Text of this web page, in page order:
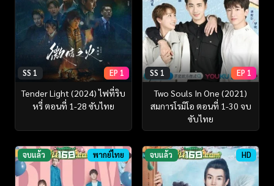
SS 1 EP 1
Tender Light (2024) ไฟที่ริบ
หรี่ ตอนที่ 1-28 ซับไทย
SS 1 EP 1
Two Souls In One (2021)
สมการโรมิโอ ตอนที่ 1-30 จบ
ซับไทย
จบแล้ว พากย์ไทย จบแล้ว HD